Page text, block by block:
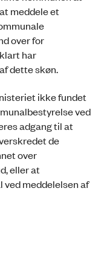
meddele et
over for
har
dette skøn.
ikke fundet
ved
adgang til at
de
over
eller at
ved meddelelsen af